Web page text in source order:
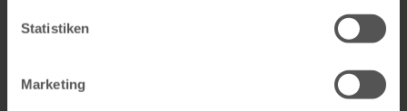
Statistiken
Marketing